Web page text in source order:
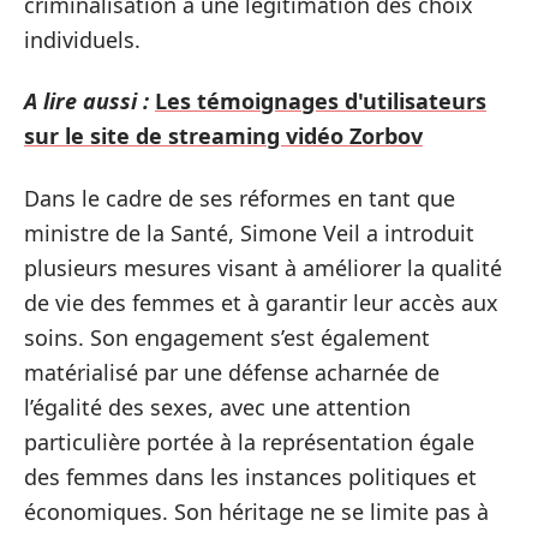
individuels.
A lire aussi : Les témoignages d'utilisateurs
sur le site de streaming vidéo Zorbov
Dans le cadre de ses réformes en tant que
ministre de la Santé, Simone Veil a introduit
plusieurs mesures visant à améliorer la qualité
de vie des femmes et à garantir leur accès aux
soins. Son engagement s’est également
matérialisé par une défense acharnée de
l’égalité des sexes, avec une attention
particulière portée à la représentation égale
des femmes dans les instances politiques et
économiques. Son héritage ne se limite pas à